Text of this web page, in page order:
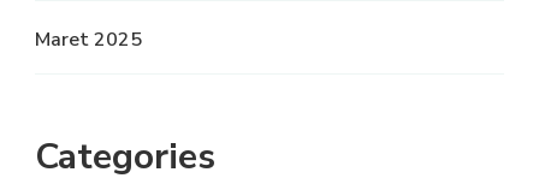
Maret 2025
Categories